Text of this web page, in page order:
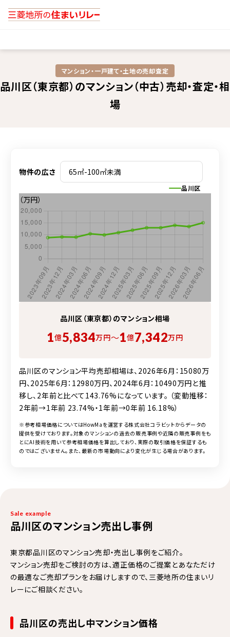
マンション・一戸建て・土地の売却査定​
品川区（東京都）のマンション（中古）売却・査定・相
場
物件の広さ
品川区
品川区（東京都）のマンション相場
1億5,834万円〜1億7,342万円
品川区のマンション平均売却相場は、2026年6月：15080万
円、2025年6月：12980万円、2024年6月：10490万円と推
移し、2年前と比べて143.76%になっています。 （変動推移：
2年前→1年前 23.74%・1年前→0年前 16.18%）
（万円）
※参考相場価格についてはHowMaを運営する株式会社コラビットからデータの
提供を受けております。対象のマンションの過去の販売事例や近隣の販売事例をも
とにAI技術を用いて参考相場価格を算出しており、実際の取引価格を保証するも
のではございません。また、最新の市場動向により変化が生じる場合があります。
Sale example
品川区のマンション売出し事例
東京都品川区のマンション売却・売出し事例をご紹介。
マンション売却をご検討の方は、適正価格のご提案とあなただけ
の最適なご売却プランをお届けしますので、三菱地所の住まいリ
レーにご相談ください。
品川区の売出し中マンション価格